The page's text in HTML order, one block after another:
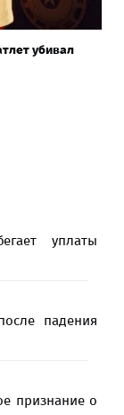
убивал
уплаты
падения
признание о